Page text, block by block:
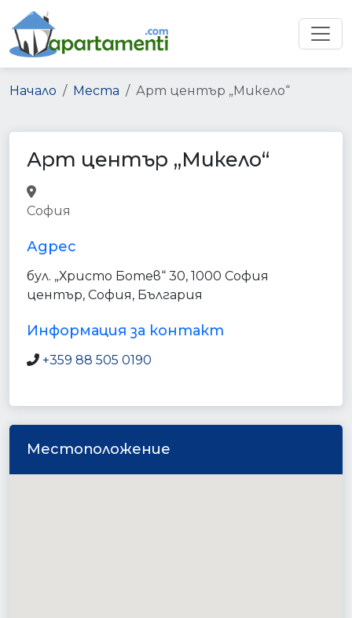
Начало Места Арт център „Микело“
Арт център „Микело“
София
Адрес
бул. „Христо Ботев“ 30, 1000 София
център, София, България
Информация за контакт
+359 88 505 0190
Местоположение